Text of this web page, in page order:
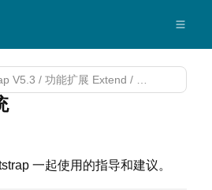
V5.3 / 功能扩展 Extend /
一起使用的指导和建议。